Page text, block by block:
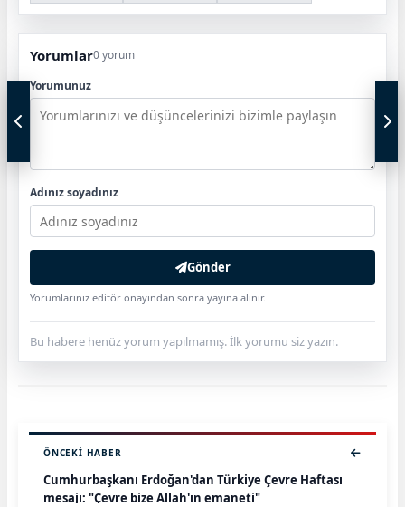
Yorumlar0 yorum
Yorumunuz
Adınız soyadınız
Gönder
Yorumlarınız editör onayından sonra yayına alınır.
Bu habere henüz yorum yapılmamış. İlk yorumu siz yazın.
ÖNCEKI HABER
Cumhurbaşkanı Erdoğan'dan Türkiye Çevre Haftası
mesajı: "Çevre bize Allah'ın emaneti"